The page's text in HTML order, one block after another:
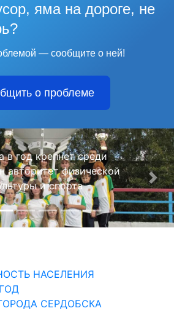
яма на дороге, не
— сообщите о ней!
о проблеме
в год крепнет среди
авторитет физической
и спорта
НАСЕЛЕНИЯ
СЕРДОБСКА